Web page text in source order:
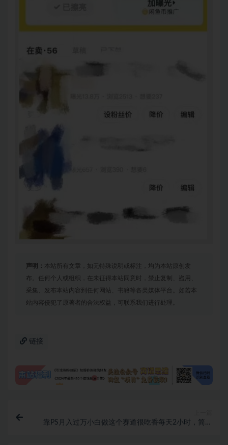
声明： 本站所有文章，如无特殊说明或标注，均为本站原创发
布。任何个人或组织，在未征得本站同意时，禁止复制、盗用、
采集、发布本站内容到任何网站、书籍等各类媒体平台。如若本
站内容侵犯了原著者的合法权益，可联系我们进行处理。
链接
靠PS月入过万小白做这个赛道很吃香每天2小时，简单